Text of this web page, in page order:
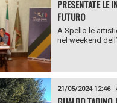
PRESENTATE LE
FUTURO
A Spello le
nel weekend
21/05/2024 12:46|